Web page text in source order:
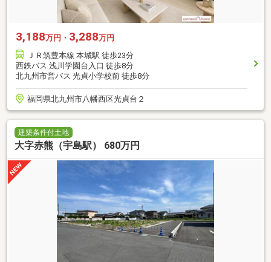
3,188万円・ 3,288万円
ＪＲ筑豊本線 本城駅 徒歩23分
西鉄バス 浅川学園台入口 徒歩8分
北九州市営バス 光貞小学校前 徒歩8分
福岡県北九州市八幡西区光貞台２
建築条件付土地
大字赤熊（宇島駅） 680万円